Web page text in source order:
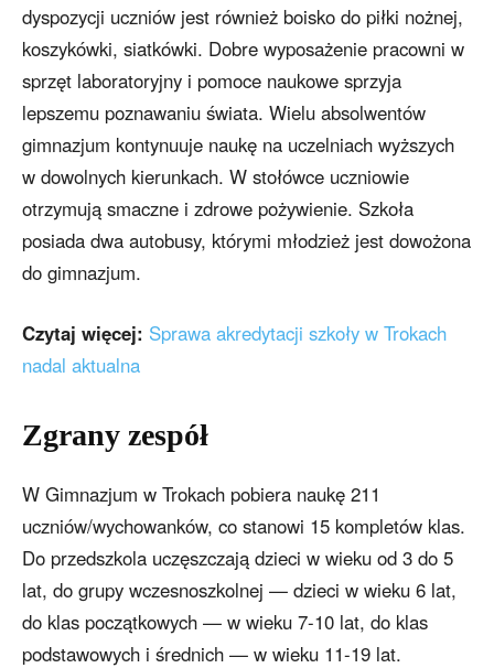
dyspozycji uczniów jest również boisko do piłki nożnej,
koszykówki, siatkówki. Dobre wyposażenie pracowni w
sprzęt laboratoryjny i pomoce naukowe sprzyja
lepszemu poznawaniu świata. Wielu absolwentów
gimnazjum kontynuuje naukę na uczelniach wyższych
w dowolnych kierunkach. W stołówce uczniowie
otrzymują smaczne i zdrowe pożywienie. Szkoła
posiada dwa autobusy, którymi młodzież jest dowożona
do gimnazjum.
Czytaj więcej: Sprawa akredytacji szkoły w Trokach
nadal aktualna
Zgrany zespół
W Gimnazjum w Trokach pobiera naukę 211
uczniów/wychowanków, co stanowi 15 kompletów klas.
Do przedszkola uczęszczają dzieci w wieku od 3 do 5
lat, do grupy wczesnoszkolnej — dzieci w wieku 6 lat,
do klas początkowych — w wieku 7-10 lat, do klas
podstawowych i średnich — w wieku 11-19 lat.